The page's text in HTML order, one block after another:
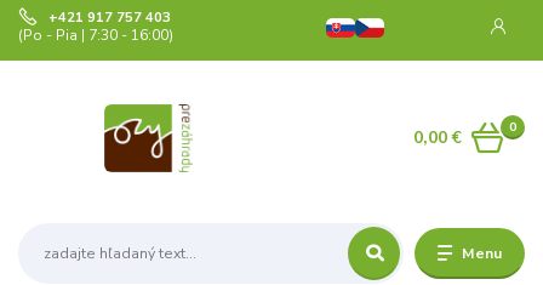
Menu
+421 917 757 403
(Po - Pia | 7:30 - 16:00)
0
0,00 €